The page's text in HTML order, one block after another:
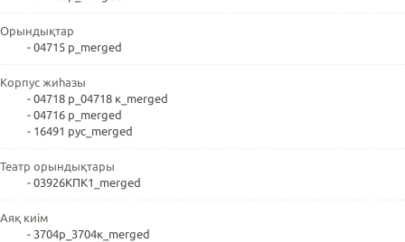
Орындықтар
- 04715 р_merged
Корпус жиһазы
- 04718 р_04718 к_merged
- 04716 р_merged
- 16491 рус_merged
Театр орындықтары
- 03926КПК1_merged
Аяқ киім
- 3704р_3704к_merged